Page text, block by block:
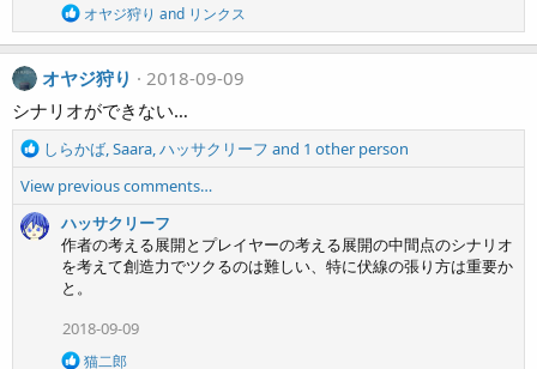
R
e
a
c
t
i
o
n
:
オヤジ狩り and リンクス
オヤジ狩り
2018-09-09
シナリオができない…
R
a
c
t
しらかば,Saara,ハッサクリーフ and 1 other person
View previous comments…
ハッサクリーフ
作者の考える展開とプレイヤーの考える展開の中間点のシナリオ
を考えて創造力でツクるのは難しい、特に伏線の張り方は重要か
と。
2018-09-09
R
猫二郎